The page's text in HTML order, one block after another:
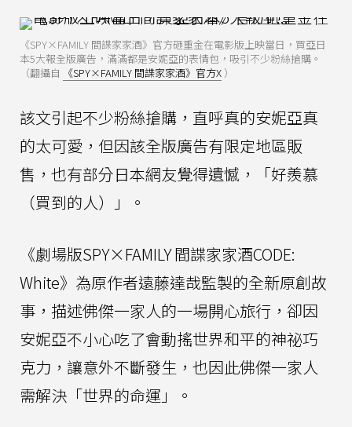
《SPY×FAMILY 間諜家家酒》官方砸重金在電影版上映當日，買亞日
本5大報全版廣告，滿滿都是安妮亞的表情包，吸引不少粉絲搶購。
（翻攝自
《SPY×FAMILY 間諜家家酒》官方X ）
該文引起不少粉絲搶購，直呼真的安妮亞真
的太可愛，但因該全版廣告有限定地區販
售，也有部分日本網友覺得遺憾，「好羨慕
（買到的人）」。
《劇場版SPY×FAMILY 間諜家家酒CODE:
White》為原作者遠藤達哉監製的全新原創故
事，描述佛傑一家人的一場開心旅行，卻因
安妮亞不小心吃了會動搖世界和平的神祕巧
克力，讓意外不斷發生，也因此佛傑一家人
需解決「世界的命運」。